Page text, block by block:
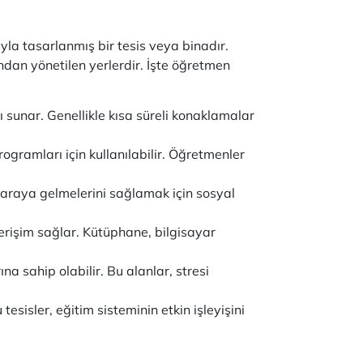
tasarlanmış bir tesis veya binadır.
yönetilen yerlerdir. İşte öğretmen
Genellikle kısa süreli konaklamalar
için kullanılabilir. Öğretmenler
gelmelerini sağlamak için sosyal
sağlar. Kütüphane, bilgisayar
sahip olabilir. Bu alanlar, stresi
tesisler, eğitim sisteminin etkin işleyişini